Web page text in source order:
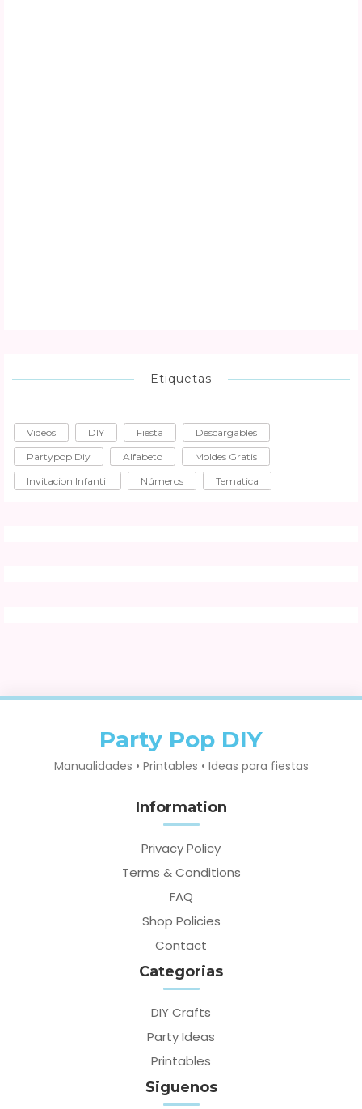
Etiquetas
Videos DIY Fiesta
Descargables
Partypop Diy
Alfabeto
Moldes Gratis
Invitacion Infantil
Números Tematica
Party Pop DIY
Manualidades • Printables • Ideas para fiestas
Information
Privacy Policy
Terms & Conditions
FAQ
Shop Policies
Contact
Categorias
DIY Crafts
Party Ideas
Printables
Siguenos